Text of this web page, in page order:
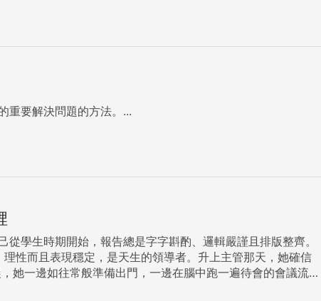
重要解決問題的方法。...
學生時期開始，報告總是字字斟酌、邏輯嚴謹且排版整齊。